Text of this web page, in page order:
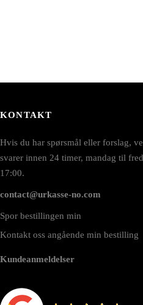
KONTAKT
Hvis du har spørsmål eller forslag,
svarer innen 24 timer, mandag til
17:00.
contact@urkasse-no.com
Spor bestillingen min
Kontakt oss angående min bestilling
Kundeanmeldelser